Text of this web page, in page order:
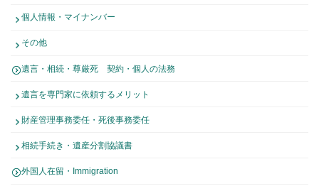
個人情報・マイナンバー
その他
遺言・相続・尊厳死 契約・個人の法務
遺言を専門家に依頼するメリット
財産管理事務委任・死後事務委任
相続手続き・遺産分割協議書
外国人在留・Immigration